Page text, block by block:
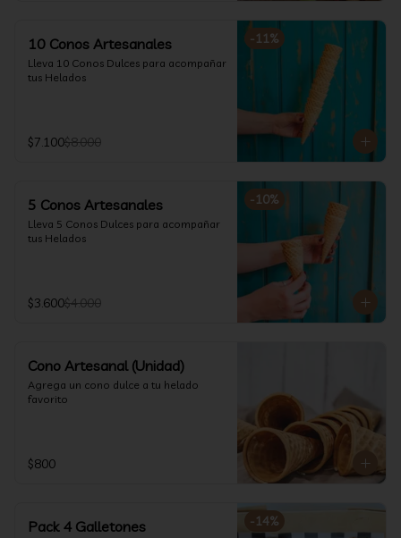
-11%
10 Conos Artesanales
Lleva 10 Conos Dulces para acompañar
tus Helados
$7.100$8.000
-10%
5 Conos Artesanales
Lleva 5 Conos Dulces para acompañar
tus Helados
$3.600$4.000
Cono Artesanal (Unidad)
Agrega un cono dulce a tu helado
favorito
$800
-14%
Pack 4 Galletones